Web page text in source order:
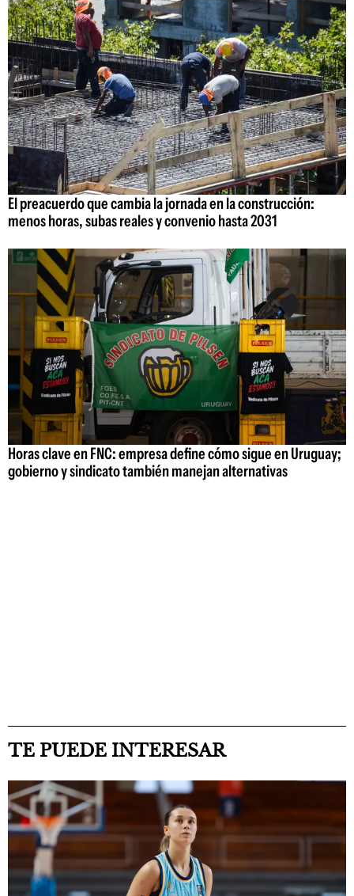
El preacuerdo que cambia la jornada en la construcción:
menos horas, subas reales y convenio hasta 2031
Horas clave en FNC: empresa define cómo sigue en Uruguay;
gobierno y sindicato también manejan alternativas
TE PUEDE INTERESAR